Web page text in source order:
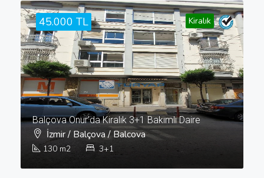
45.000 TL Kiralık
Balçova Onur'da Kiralık 3+1 Bakımlı Daire
130 m2 3+1
İzmir / Balçova / Balcova